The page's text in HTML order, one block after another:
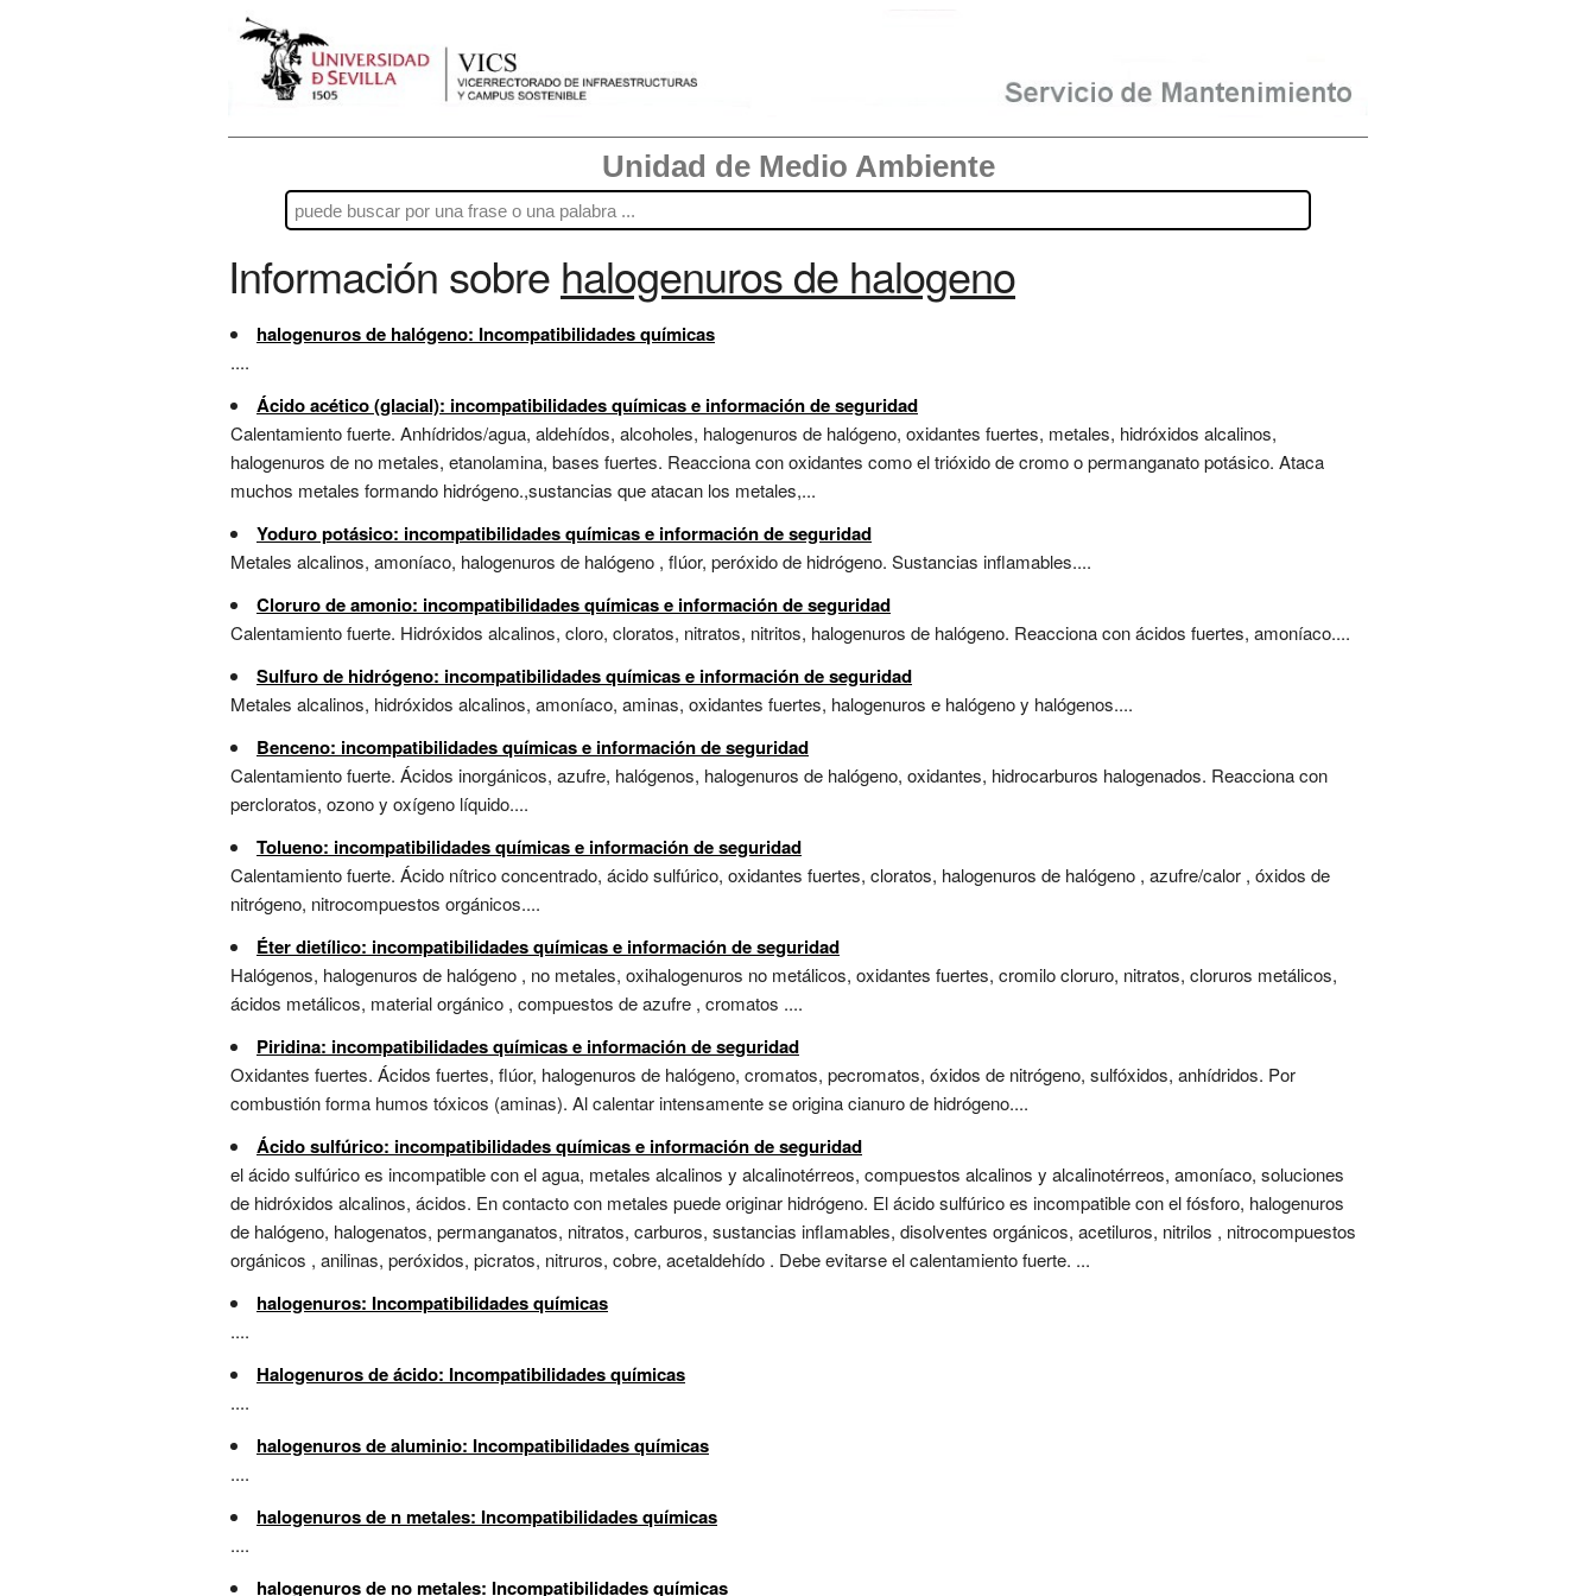
Unidad de Medio Ambiente
Información sobre halogenuros de halogeno
halogenuros de halógeno: Incompatibilidades químicas
....
Ácido acético (glacial): incompatibilidades químicas e información de seguridad
Calentamiento fuerte. Anhídridos/agua, aldehídos, alcoholes, halogenuros de halógeno, oxidantes fuertes, metales, hidróxidos alcalinos,
halogenuros de no metales, etanolamina, bases fuertes. Reacciona con oxidantes como el trióxido de cromo o permanganato potásico. Ataca
muchos metales formando hidrógeno.,sustancias que atacan los metales,...
Yoduro potásico: incompatibilidades químicas e información de seguridad
Metales alcalinos, amoníaco, halogenuros de halógeno , flúor, peróxido de hidrógeno. Sustancias inflamables....
Cloruro de amonio: incompatibilidades químicas e información de seguridad
Calentamiento fuerte. Hidróxidos alcalinos, cloro, cloratos, nitratos, nitritos, halogenuros de halógeno. Reacciona con ácidos fuertes, amoníaco....
Sulfuro de hidrógeno: incompatibilidades químicas e información de seguridad
Metales alcalinos, hidróxidos alcalinos, amoníaco, aminas, oxidantes fuertes, halogenuros e halógeno y halógenos....
Benceno: incompatibilidades químicas e información de seguridad
Calentamiento fuerte. Ácidos inorgánicos, azufre, halógenos, halogenuros de halógeno, oxidantes, hidrocarburos halogenados. Reacciona con
percloratos, ozono y oxígeno líquido....
Tolueno: incompatibilidades químicas e información de seguridad
Calentamiento fuerte. Ácido nítrico concentrado, ácido sulfúrico, oxidantes fuertes, cloratos, halogenuros de halógeno , azufre/calor , óxidos de
nitrógeno, nitrocompuestos orgánicos....
Éter dietílico: incompatibilidades químicas e información de seguridad
Halógenos, halogenuros de halógeno , no metales, oxihalogenuros no metálicos, oxidantes fuertes, cromilo cloruro, nitratos, cloruros metálicos,
ácidos metálicos, material orgánico , compuestos de azufre , cromatos ....
Piridina: incompatibilidades químicas e información de seguridad
Oxidantes fuertes. Ácidos fuertes, flúor, halogenuros de halógeno, cromatos, pecromatos, óxidos de nitrógeno, sulfóxidos, anhídridos. Por
combustión forma humos tóxicos (aminas). Al calentar intensamente se origina cianuro de hidrógeno....
Ácido sulfúrico: incompatibilidades químicas e información de seguridad
el ácido sulfúrico es incompatible con el agua, metales alcalinos y alcalinotérreos, compuestos alcalinos y alcalinotérreos, amoníaco, soluciones
de hidróxidos alcalinos, ácidos. En contacto con metales puede originar hidrógeno. El ácido sulfúrico es incompatible con el fósforo, halogenuros
de halógeno, halogenatos, permanganatos, nitratos, carburos, sustancias inflamables, disolventes orgánicos, acetiluros, nitrilos , nitrocompuestos
orgánicos , anilinas, peróxidos, picratos, nitruros, cobre, acetaldehído . Debe evitarse el calentamiento fuerte. ...
halogenuros: Incompatibilidades químicas
....
Halogenuros de ácido: Incompatibilidades químicas
....
halogenuros de aluminio: Incompatibilidades químicas
....
halogenuros de n metales: Incompatibilidades químicas
....
halogenuros de no metales: Incompatibilidades químicas